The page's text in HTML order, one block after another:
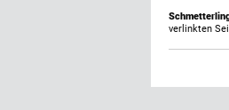
verlinkten